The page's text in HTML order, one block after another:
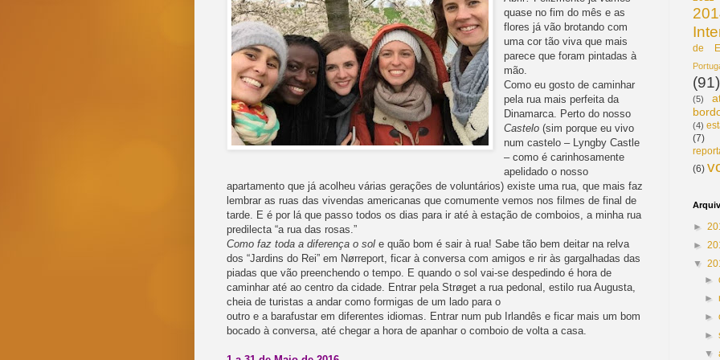
quase no fim do mês e as
flores já vão brotando com
uma cor tão viva que mais
parece que foram pintadas à
mão.
Como eu gosto de caminhar
pela rua mais perfeita da
Dinamarca. Perto do nosso
Castelo (sim porque eu vivo
num castelo – Lyngby Castle
– como é carinhosamente
apelidado o nosso
apartamento que já acolheu várias gerações de voluntários) existe uma rua, que mais faz
lembrar as ruas das vivendas americanas que comumente vemos nos filmes de final de
tarde. E é por lá que passo todos os dias para ir até à estação de comboios, a minha rua
predilecta “a rua das rosas.”
Como faz toda a diferença o sol e quão bom é sair à rua! Sabe tão bem deitar na relva
dos “Jardins do Rei” em Nørreport, ficar à conversa com amigos e rir às gargalhadas das
piadas que vão preenchendo o tempo. E quando o sol vai-se despedindo é hora de
caminhar até ao centro da cidade. Entrar pela Strøget a rua pedonal, estilo rua Augusta,
cheia de turistas a andar como formigas de um lado para o
outro e a barafustar em diferentes idiomas. Entrar num pub Irlandês e ficar mais um bom
bocado à conversa, até chegar a hora de apanhar o comboio de volta a casa.
de
(91)
(5)
(4)
(7)
(6)
►
►
▼
►
►
►
►
▼